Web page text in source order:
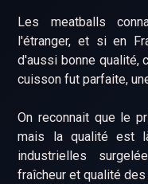
Les meatballs
l'étranger, et si en
d'aussi bonne qualité,
cuisson fut parfaite,
On reconnait que le
mais la qualité est
industrielles
fraîcheur et qualité des